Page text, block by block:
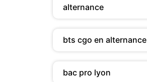
alternance
bts cgo en alternance
bac pro lyon